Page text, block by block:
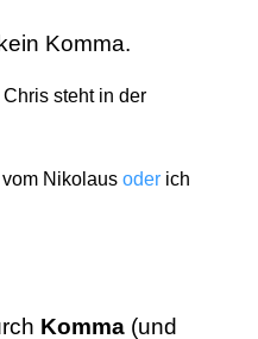
Komma.
Chris steht in der
vom Nikolausoder ich
Komma (und